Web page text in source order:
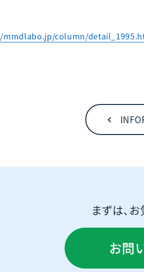
column/
まずは、
お問